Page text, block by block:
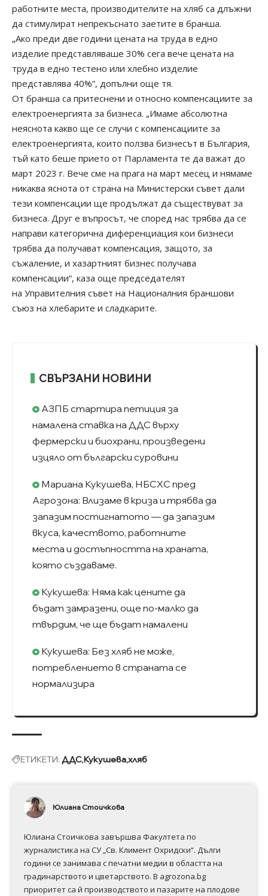
работните места, производителите на хляб са длъжни
да стимулират непрекъснато заетите в бранша.
„Ако преди две години цената на труда в едно
изделие представляваше 30% сега вече цената на
труда в едно тестено или хлебно изделие
представлява 40%“, допълни още тя.
От бранша са притеснени и относно компенсациите за
електроенергията за бизнеса. „Имаме абсолютна
неяснота какво ще се случи с компенсациите за
електроенергията, които ползва бизнесът в България,
тъй като беше прието от Парламента те да важат до
март 2023 г. Вече сме на прага на март месец и нямаме
никаква яснота от страна на Министерски съвет дали
тези компенсации ще продължат да съществуват за
бизнеса. Друг е въпросът, че според нас трябва да се
направи категорична диференциация кои бизнеси
трябва да получават компенсация, защото, за
съжаление, и хазартният бизнес получава
компенсации“, каза още председателят
на Управителния съвет на Националния браншови
съюз на хлебарите и сладкарите.
СВЪРЗАНИ НОВИНИ
АЗПБ стартира петиция за
намалена ставка на ДДС върху
фермерски и биохрани, произведени
изцяло от български суровини
Мариана Кукушева, НБСХС пред
Агрозона: Влизаме в криза и трябва да
запазим постигнатото — да запазим
вкуса, качеството, работните
места и достъпността на храната,
която създаваме.
Кукушева: Няма как цените да
бъдат замразени, още по-малко да
твърдим, че ще бъдат намалени
Кукушева: Без хляб не може,
потреблението в страната се
нормализира
ЕТИКЕТИ: ДДС Кукушевахляб
Юлиана Стоичкова
Юлиана Стоичкова завършва Факултета по
журналистика на СУ „Св. Климент Охридски“. Дълги
години се занимава с печатни медии в областта на
градинарството и цветарството. В agrozona.bg
приоритет са й производството и пазарите на плодове